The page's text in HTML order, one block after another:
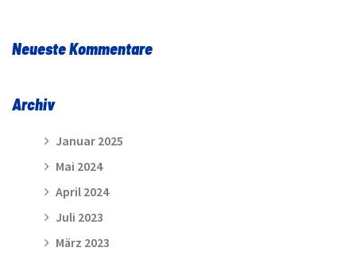
Neueste Kommentare
Archiv
Januar 2025
Mai 2024
April 2024
Juli 2023
März 2023